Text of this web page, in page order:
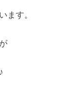
ます。